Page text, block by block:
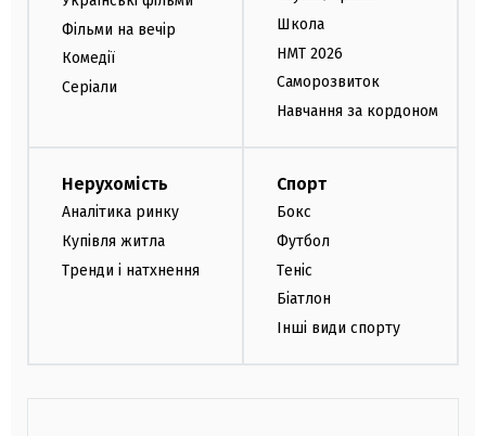
Фільми на вечір
Комедії
Серіали
Школа
НМТ 2026
Саморозвиток
Навчання за кордоном
Нерухомість
Аналітика ринку
Купівля житла
Тренди і натхнення
Спорт
Бокс
Футбол
Теніс
Біатлон
Інші види спорту